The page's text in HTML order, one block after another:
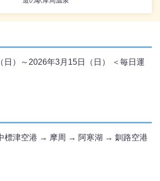
日）～2026年3月15日（日） ＜毎日運
標津空港 → 摩周 → 阿寒湖 → 釧路空港